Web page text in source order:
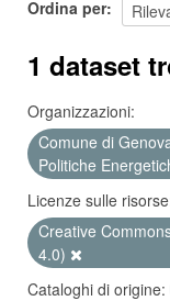
Ordina per
1 dataset
Organizzazioni:
Comune di
Politiche
Licenze sulle
Creative
4.0)
Cataloghi di origine: